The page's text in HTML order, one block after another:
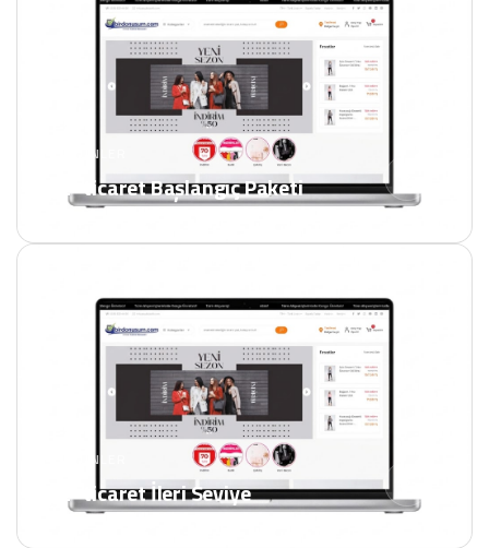
ÜRÜNLER
E- ticaret Başlangıç Paketi
ÜRÜNLER
E- ticaret İleri Seviye